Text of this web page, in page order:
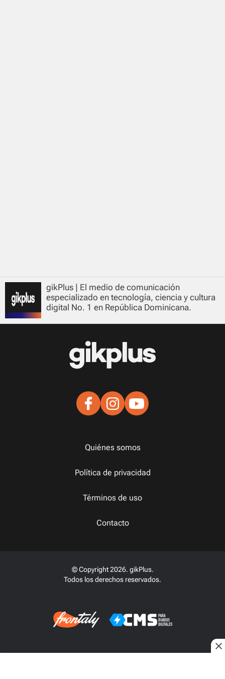
gikPlus | El medio de comunicación
especializado en tecnología, ciencia y cultura
digital No. 1 en República Dominicana.
Quiénes somos
Política de privacidad
Términos de uso
Contacto
© Copyright 2026. gikPlus.
Todos los derechos reservados.